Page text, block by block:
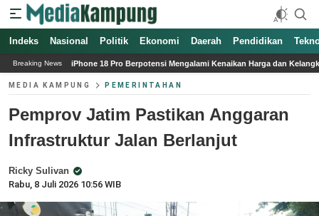
Indeks Nasional Politik Ekonomi Daerah Pendidikan
Breaking News
Berpotensi Mengalami Kenaikan Harga dan Kelangkaan Pasokan Puncak El
MEDIA KAMPUNG PEMERINTAHAN
Pemprov Jatim Pastikan Anggaran
Infrastruktur Jalan Berlanjut
Ricky Sulivan
Rabu, 8 Juli 2026 10:56 WIB